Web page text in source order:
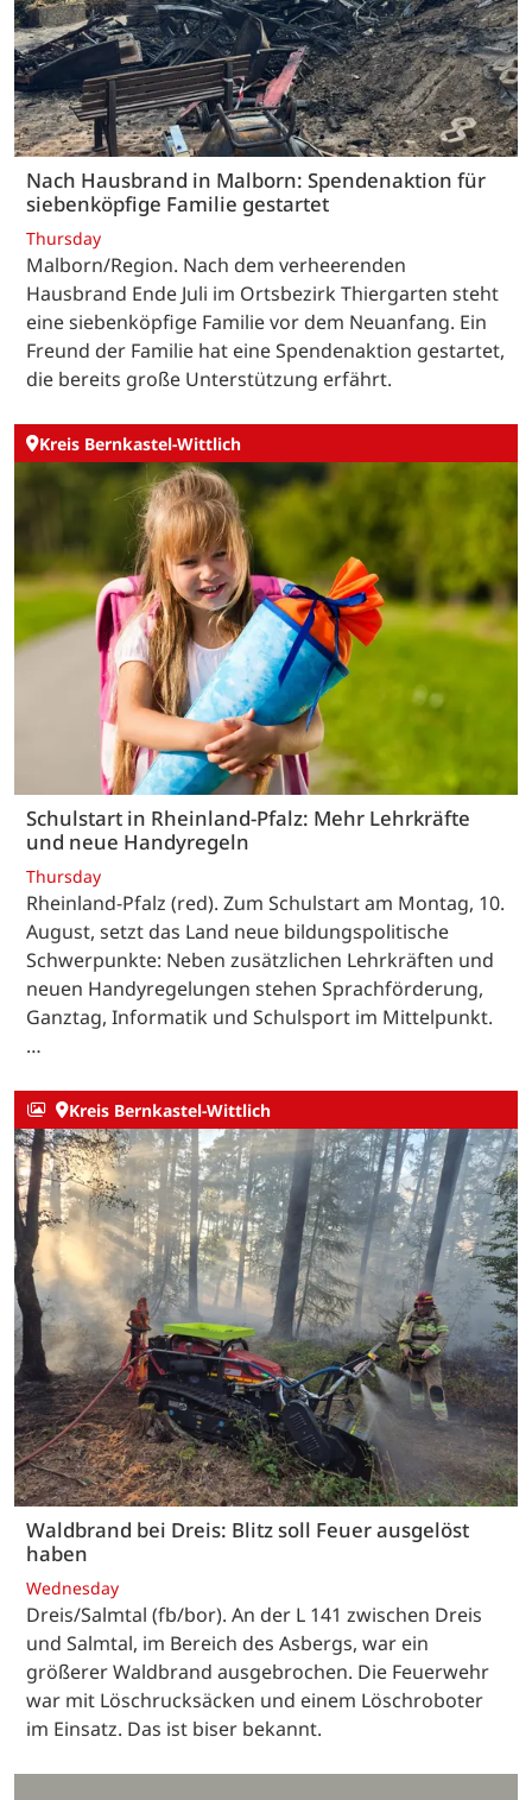
Nach Hausbrand in Malborn: Spendenaktion für
siebenköpfige Familie gestartet
Thursday
Malborn/Region. Nach dem verheerenden
Hausbrand Ende Juli im Ortsbezirk Thiergarten steht
eine siebenköpfige Familie vor dem Neuanfang. Ein
Freund der Familie hat eine Spendenaktion gestartet,
die bereits große Unterstützung erfährt.
Kreis Bernkastel-Wittlich
Schulstart in Rheinland-Pfalz: Mehr Lehrkräfte
und neue Handyregeln
Thursday
Rheinland-Pfalz (red). Zum Schulstart am Montag, 10.
August, setzt das Land neue bildungspolitische
Schwerpunkte: Neben zusätzlichen Lehrkräften und
neuen Handyregelungen stehen Sprachförderung,
Ganztag, Informatik und Schulsport im Mittelpunkt.
…
Kreis Bernkastel-Wittlich
Waldbrand bei Dreis: Blitz soll Feuer ausgelöst
haben
Wednesday
Dreis/Salmtal (fb/bor). An der L 141 zwischen Dreis
und Salmtal, im Bereich des Asbergs, war ein
größerer Waldbrand ausgebrochen. Die Feuerwehr
war mit Löschrucksäcken und einem Löschroboter
im Einsatz. Das ist biser bekannt.